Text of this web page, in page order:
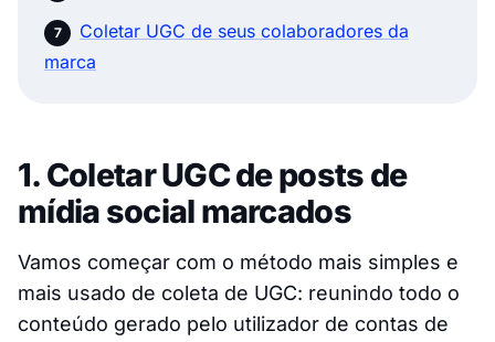
Coletar UGC de seus colaboradores da
marca
1. Coletar UGC de posts de
mídia social marcados
Vamos começar com o método mais simples e
mais usado de coleta de UGC: reunindo todo o
conteúdo gerado pelo utilizador de contas de